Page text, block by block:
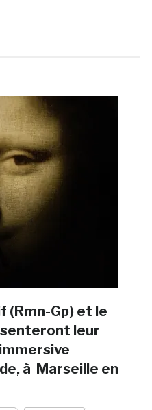
(Rmn-Gp) et le
leur
à Marseille en